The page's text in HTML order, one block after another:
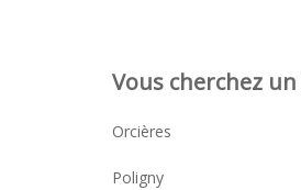
Vous cherchez
Orcières
Poligny